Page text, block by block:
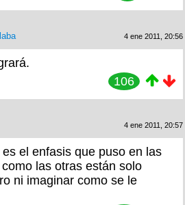
4 ene 2011, 20:56
106
4 ene 2011, 20:57
el enfasis que puso en las
las otras están solo
ni imaginar como se le